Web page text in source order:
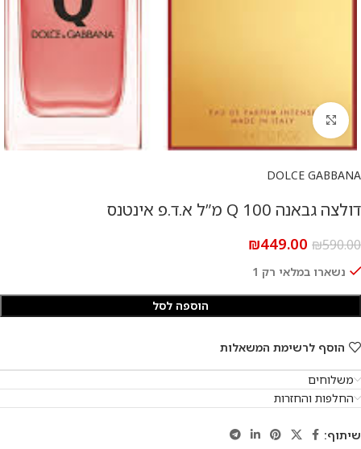
להגדלת התמונה
DOLCE GABBANA
דולצה גבאנה Q 100 מ”ל א.ד.פ אינטנס
₪590.00
₪449.00
נשארו במלאי רק 1
הוספה לסל
הוסף לרשימת המשאלות
משלוחים
החלפות והחזרות
שיתוף: